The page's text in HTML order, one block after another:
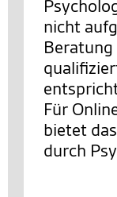
nicht
Für
bietet
durch